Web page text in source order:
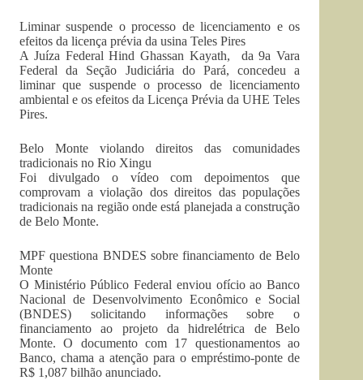
Liminar suspende o processo de licenciamento e os
efeitos da licença prévia da usina Teles Pires
A Juíza Federal Hind Ghassan Kayath, da 9a Vara
Federal da Seção Judiciária do Pará, concedeu a
liminar que suspende o processo de licenciamento
ambiental e os efeitos da Licença Prévia da UHE Teles
Pires.
Belo Monte violando direitos das comunidades
tradicionais no Rio Xingu
Foi divulgado o vídeo com depoimentos que
comprovam a violação dos direitos das populações
tradicionais na região onde está planejada a construção
de Belo Monte.
MPF questiona BNDES sobre financiamento de Belo
Monte
O Ministério Público Federal enviou ofício ao Banco
Nacional de Desenvolvimento Econômico e Social
(BNDES) solicitando informações sobre o
financiamento ao projeto da hidrelétrica de Belo
Monte. O documento com 17 questionamentos ao
Banco, chama a atenção para o empréstimo-ponte de
R$ 1,087 bilhão anunciado.